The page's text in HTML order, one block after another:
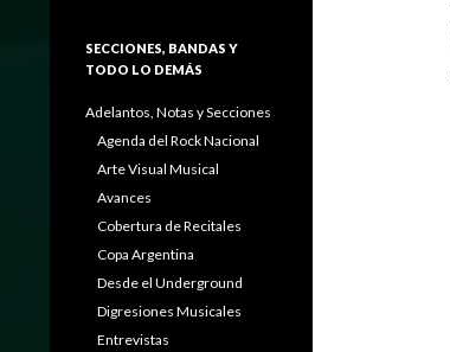
SECCIONES, BANDAS Y
TODO LO DEMÁS
Adelantos, Notas y Secciones
Agenda del Rock Nacional
Arte Visual Musical
Avances
Cobertura de Recitales
Copa Argentina
Desde el Underground
Digresiones Musicales
Entrevistas